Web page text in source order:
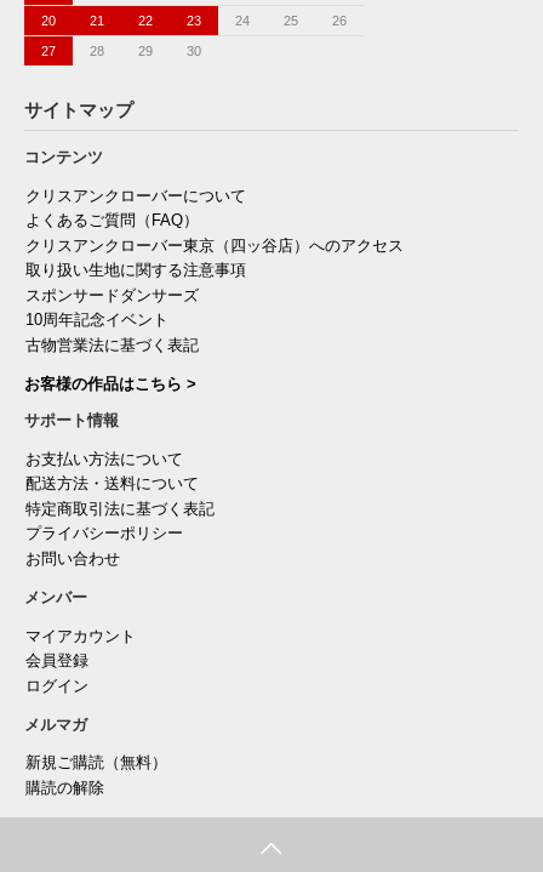
20 21 22 23 24 25 26
27 28 29 30
サイトマップ
コンテンツ
クリスアンクローバーについて
よくあるご質問（FAQ）
クリスアンクローバー東京（四ッ谷店）へのアクセス
取り扱い生地に関する注意事項
スポンサードダンサーズ
10周年記念イベント
古物営業法に基づく表記
お客様の作品はこちら >
サポート情報
お支払い方法について
配送方法・送料について
特定商取引法に基づく表記
プライバシーポリシー
お問い合わせ
メンバー
マイアカウント
会員登録
ログイン
メルマガ
新規ご購読（無料）
購読の解除